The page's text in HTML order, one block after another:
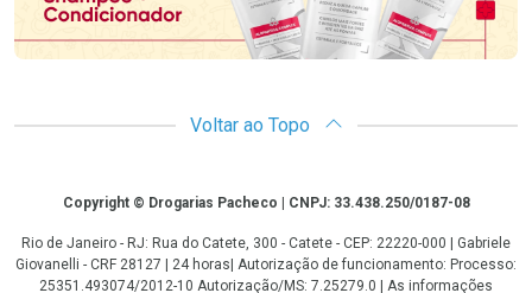
Voltar ao Topo
CopyrightCopyright © Drogarias Pacheco | CNPJ: 33.438.250/0187-08
Rio de Janeiro - RJ: Rua do Catete, 300 - Catete - CEP: 22220-000 | Gabriele
Giovanelli - CRF 28127 | 24 horas| Autorização de funcionamento: Processo:
25351.493074/2012-10 Autorização/MS: 7.25279.0 | As informações